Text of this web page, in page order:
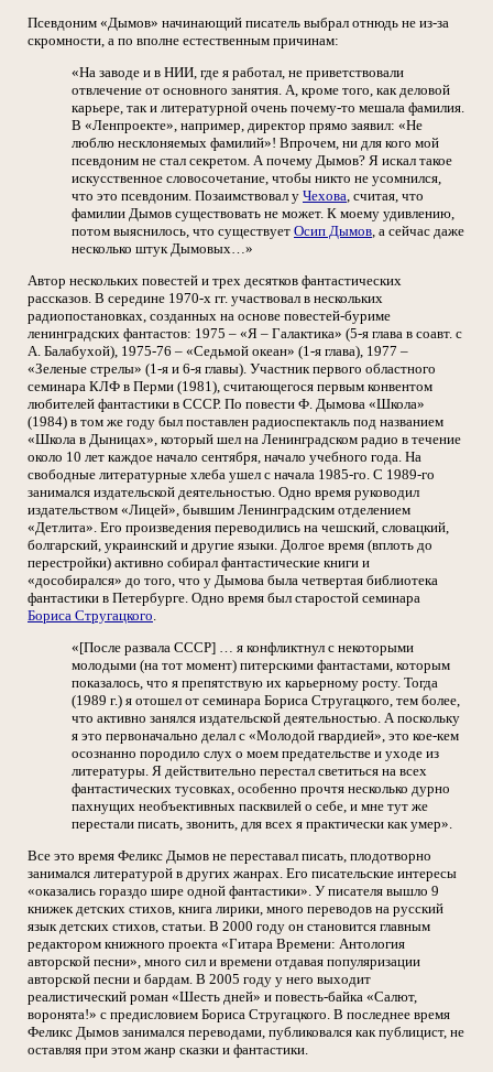
Псевдоним «Дымов» начинающий писатель выбрал отнюдь не из-за
скромности, а по вполне естественным причинам:
«На заводе и в НИИ, где я работал, не приветствовали
отвлечение от основного занятия. А, кроме того, как деловой
карьере, так и литературной очень почему-то мешала фамилия.
В «Ленпроекте», например, директор прямо заявил: «Не
люблю несклоняемых фамилий»! Впрочем, ни для кого мой
псевдоним не стал секретом. А почему Дымов? Я искал такое
искусственное словосочетание, чтобы никто не усомнился,
что это псевдоним. Позаимствовал у Чехова, считая, что
фамилии Дымов существовать не может. К моему удивлению,
потом выяснилось, что существует Осип Дымов, а сейчас даже
несколько штук Дымовых…»
Автор нескольких повестей и трех десятков фантастических
рассказов. В середине 1970-х гг. участвовал в нескольких
радиопостановках, созданных на основе повестей-буриме
ленинградских фантастов: 1975 – «Я – Галактика» (5-я глава в соавт. с
А. Балабухой), 1975-76 – «Седьмой океан» (1-я глава), 1977 –
«Зеленые стрелы» (1-я и 6-я главы). Участник первого областного
семинара КЛФ в Перми (1981), считающегося первым конвентом
любителей фантастики в СССР. По повести Ф. Дымова «Школа»
(1984) в том же году был поставлен радиоспектакль под названием
«Школа в Дыницах», который шел на Ленинградском радио в течение
около 10 лет каждое начало сентября, начало учебного года. На
свободные литературные хлеба ушел с начала 1985-го. С 1989-го
занимался издательской деятельностью. Одно время руководил
издательством «Лицей», бывшим Ленинградским отделением
«Детлита». Его произведения переводились на чешский, словацкий,
болгарский, украинский и другие языки. Долгое время (вплоть до
перестройки) активно собирал фантастические книги и
«дособирался» до того, что у Дымова была четвертая библиотека
фантастики в Петербурге. Одно время был старостой семинара
Бориса Стругацкого.
«[После развала СССР] … я конфликтнул с некоторыми
молодыми (на тот момент) питерскими фантастами, которым
показалось, что я препятствую их карьерному росту. Тогда
(1989 г.) я отошел от семинара Бориса Стругацкого, тем более,
что активно занялся издательской деятельностью. А поскольку
я это первоначально делал с «Молодой гвардией», это кое-кем
осознанно породило слух о моем предательстве и уходе из
литературы. Я действительно перестал светиться на всех
фантастических тусовках, особенно прочтя несколько дурно
пахнущих необъективных пасквилей о себе, и мне тут же
перестали писать, звонить, для всех я практически как умер».
Все это время Феликс Дымов не переставал писать, плодотворно
занимался литературой в других жанрах. Его писательские интересы
«оказались гораздо шире одной фантастики». У писателя вышло 9
книжек детских стихов, книга лирики, много переводов на русский
язык детских стихов, статьи. В 2000 году он становится главным
редактором книжного проекта «Гитара Времени: Антология
авторской песни», много сил и времени отдавая популяризации
авторской песни и бардам. В 2005 году у него выходит
реалистический роман «Шесть дней» и повесть-байка «Салют,
воронята!» с предисловием Бориса Стругацкого. В последнее время
Феликс Дымов занимался переводами, публиковался как публицист, не
оставляя при этом жанр сказки и фантастики.